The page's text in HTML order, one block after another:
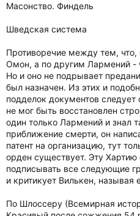
Масонство. Финдель
Шведская система
Противоречие между тем,
Омон, а по другим Лармений -
Но и оно не подрывает
был назначен. Из этих и
подделок документов следует
не мог быть восстановлен
один только Лармений и знал
приближение смерти, он
патент на организацию, тут
орден существует. Эту
подписывать все следующие
и критикует Вилькен, называя
По Шлоссеру (Всемирная